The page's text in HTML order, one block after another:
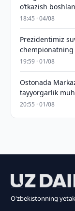
o‘tkazish
18:45 · 04/08
Prezidentimiz
19:59 · 01/08
Ostonada
tayyorgarlik
20:55 · 01/08
O'zbekistonning